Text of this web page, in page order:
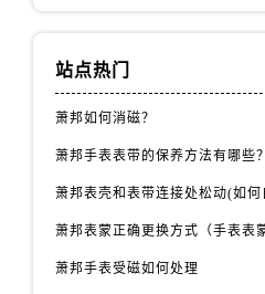
站点热门
萧邦如何消磁？
萧邦手表表带的保养方法有哪些？
萧邦手表受磁如何处理